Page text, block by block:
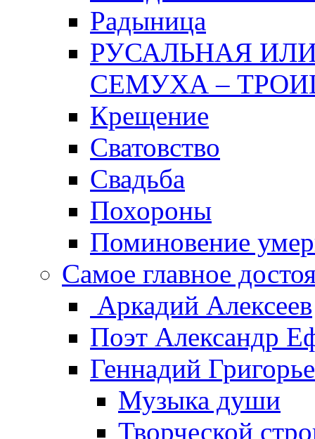
Радыница
РУСАЛЬНАЯ
СЕМУХА –
Крещение
Сватовство
Свадьба
Похороны
Поминовение
Самое главное
Аркадий Алексеев
Поэт Александр
Геннадий
Музыка души
Творческой